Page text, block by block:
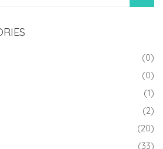
(0)
(0)
(1)
(2)
(20)
(33)